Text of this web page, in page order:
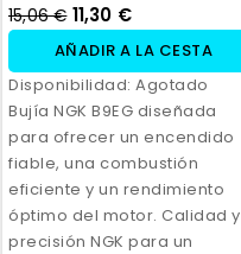
15,06 € 11,30 €
AÑADIR A LA CESTA
Disponibilidad: Agotado
Bujía NGK B9EG diseñada
para ofrecer un encendido
fiable, una combustión
eficiente y un rendimiento
óptimo del motor. Calidad y
precisión NGK para un